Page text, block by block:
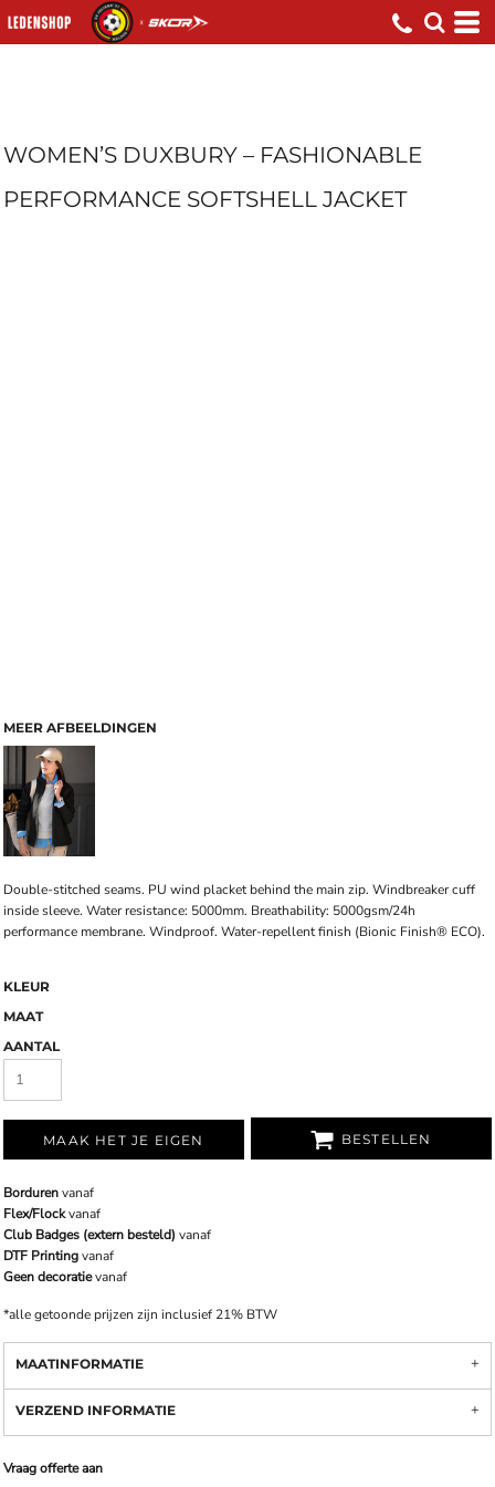
WOMEN’S DUXBURY – FASHIONABLE
PERFORMANCE SOFTSHELL JACKET
MEER AFBEELDINGEN
Double-stitched seams. PU wind placket behind the main zip. Windbreaker cuff
inside sleeve. Water resistance: 5000mm. Breathability: 5000gsm/24h
performance membrane. Windproof. Water-repellent finish (Bionic Finish® ECO).
KLEUR
MAAT
AANTAL
MAAK HET JE EIGEN BESTELLEN
Bordurenvanaf
Flex/Flockvanaf
Club Badges (extern besteld) vanaf
DTF Printingvanaf
Geen decoratievanaf
*alle getoonde prijzen zijn inclusief 21% BTW
MAATINFORMATIE
VERZEND INFORMATIE
Vraag offerte aan